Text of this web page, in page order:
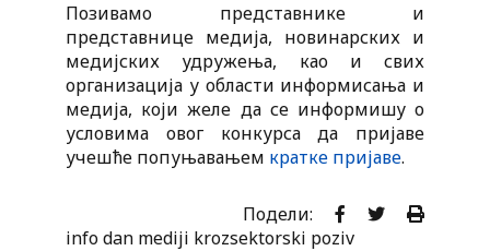
Позивамо представнике и
представнице медија, новинарских и
медијских удружења, као и свих
организација у области информисања и
медија, који желе да се информишу о
условима овог конкурса да пријаве
учешће попуњавањем кратке пријаве.
Подели:
info dan mediji krozsektorski poziv